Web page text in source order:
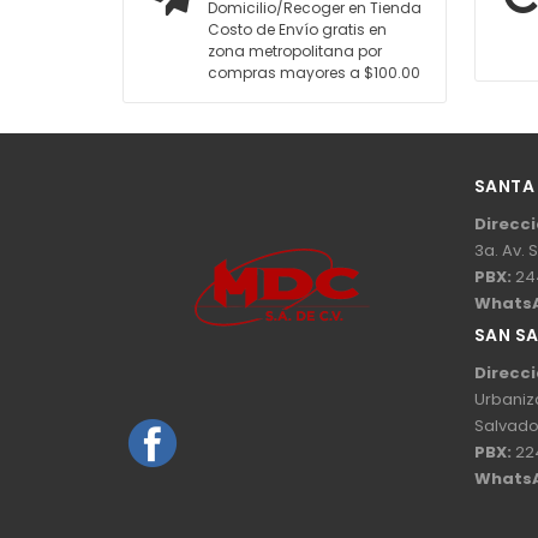
Domicilio/Recoger en Tienda
Costo de Envío gratis en
zona metropolitana por
compras mayores a $100.00
3a. Av.
PBX:
SAN
PBX: